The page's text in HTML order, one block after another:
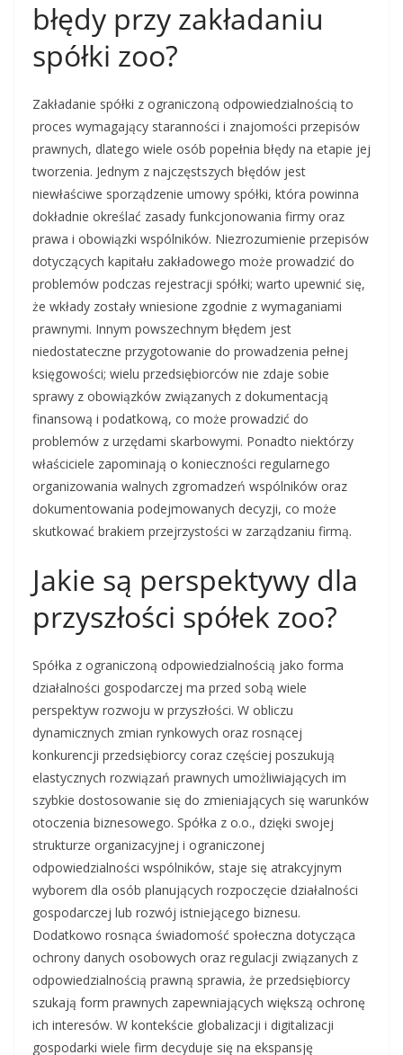
błędy przy zakładaniu
spółki zoo?
Zakładanie spółki z ograniczoną odpowiedzialnością to
proces wymagający staranności i znajomości przepisów
prawnych, dlatego wiele osób popełnia błędy na etapie jej
tworzenia. Jednym z najczęstszych błędów jest
niewłaściwe sporządzenie umowy spółki, która powinna
dokładnie określać zasady funkcjonowania firmy oraz
prawa i obowiązki wspólników. Niezrozumienie przepisów
dotyczących kapitału zakładowego może prowadzić do
problemów podczas rejestracji spółki; warto upewnić się,
że wkłady zostały wniesione zgodnie z wymaganiami
prawnymi. Innym powszechnym błędem jest
niedostateczne przygotowanie do prowadzenia pełnej
księgowości; wielu przedsiębiorców nie zdaje sobie
sprawy z obowiązków związanych z dokumentacją
finansową i podatkową, co może prowadzić do
problemów z urzędami skarbowymi. Ponadto niektórzy
właściciele zapominają o konieczności regularnego
organizowania walnych zgromadzeń wspólników oraz
dokumentowania podejmowanych decyzji, co może
skutkować brakiem przejrzystości w zarządzaniu firmą.
Jakie są perspektywy dla
przyszłości spółek zoo?
Spółka z ograniczoną odpowiedzialnością jako forma
działalności gospodarczej ma przed sobą wiele
perspektyw rozwoju w przyszłości. W obliczu
dynamicznych zmian rynkowych oraz rosnącej
konkurencji przedsiębiorcy coraz częściej poszukują
elastycznych rozwiązań prawnych umożliwiających im
szybkie dostosowanie się do zmieniających się warunków
otoczenia biznesowego. Spółka z o.o., dzięki swojej
strukturze organizacyjnej i ograniczonej
odpowiedzialności wspólników, staje się atrakcyjnym
wyborem dla osób planujących rozpoczęcie działalności
gospodarczej lub rozwój istniejącego biznesu.
Dodatkowo rosnąca świadomość społeczna dotycząca
ochrony danych osobowych oraz regulacji związanych z
odpowiedzialnością prawną sprawia, że przedsiębiorcy
szukają form prawnych zapewniających większą ochronę
ich interesów. W kontekście globalizacji i digitalizacji
gospodarki wiele firm decyduje się na ekspansję